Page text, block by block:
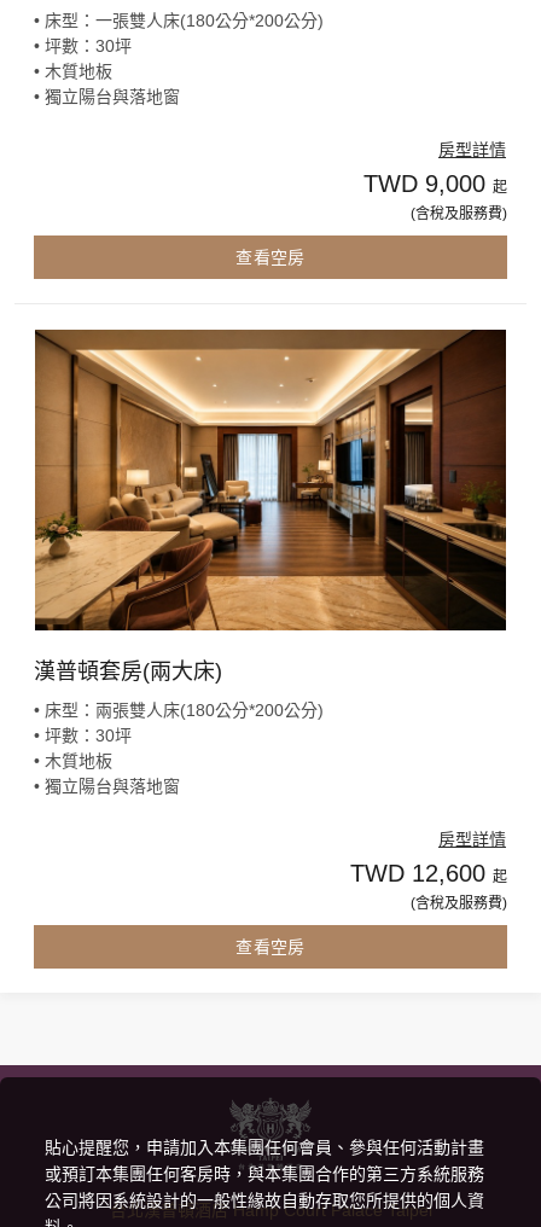
• 床型：一張雙人床(180公分*200公分)
• 坪數：30坪
• 木質地板
• 獨立陽台與落地窗
房型詳情
TWD 9,000 起
(含稅及服務費)
查看空房
漢普頓套房(兩大床)
• 床型：兩張雙人床(180公分*200公分)
• 坪數：30坪
• 木質地板
• 獨立陽台與落地窗
房型詳情
TWD 12,600 起
(含稅及服務費)
查看空房
台北漢普頓酒店 Hamp Court Palace Taipei
貼心提醒您，申請加入本集團任何會員、參與任何活動計畫
或預訂本集團任何客房時，與本集團合作的第三方系統服務
公司將因系統設計的一般性緣故自動存取您所提供的個人資